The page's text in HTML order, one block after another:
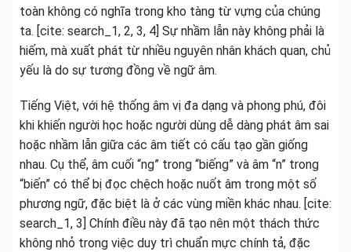
toàn không có nghĩa trong kho tàng từ vựng của chúng
ta. [cite: search_1, 2, 3, 4] Sự nhầm lẫn này không phải là
hiếm, mà xuất phát từ nhiều nguyên nhân khách quan, chủ
yếu là do sự tương đồng về ngữ âm.
Tiếng Việt, với hệ thống âm vị đa dạng và phong phú, đôi
khi khiến người học hoặc người dùng dễ dàng phát âm sai
hoặc nhầm lẫn giữa các âm tiết có cấu tạo gần giống
nhau. Cụ thể, âm cuối “ng” trong “biếng” và âm “n” trong
“biến” có thể bị đọc chệch hoặc nuốt âm trong một số
phương ngữ, đặc biệt là ở các vùng miền khác nhau. [cite:
search_1, 3] Chính điều này đã tạo nên một thách thức
không nhỏ trong việc duy trì chuẩn mực chính tả, đặc